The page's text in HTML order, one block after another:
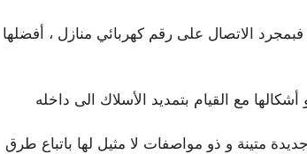
الاتصال على رقم كهربائي منازل ، أفضلها
مع القيام بتمديد الأسلاك الى داخله
متينة و ذو مواصفات لا مثيل لها باتباع طرق